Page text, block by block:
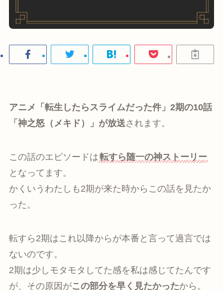
アニメ「転生したらスライムだった件」2期の10話
「神之怒（メキド）」が放送されます。
この話のエピソードは転すら随一の神ストーリー
となってます。
かくいうわたしも2期が来た時からこの話を見たか
った。
転すら2期はこれ以降からが本番と言って過言では
ないのです。
2期は少しモタモタしてた感を私は感じてたんです
が、その原因がこの部分を早く見たかったから。